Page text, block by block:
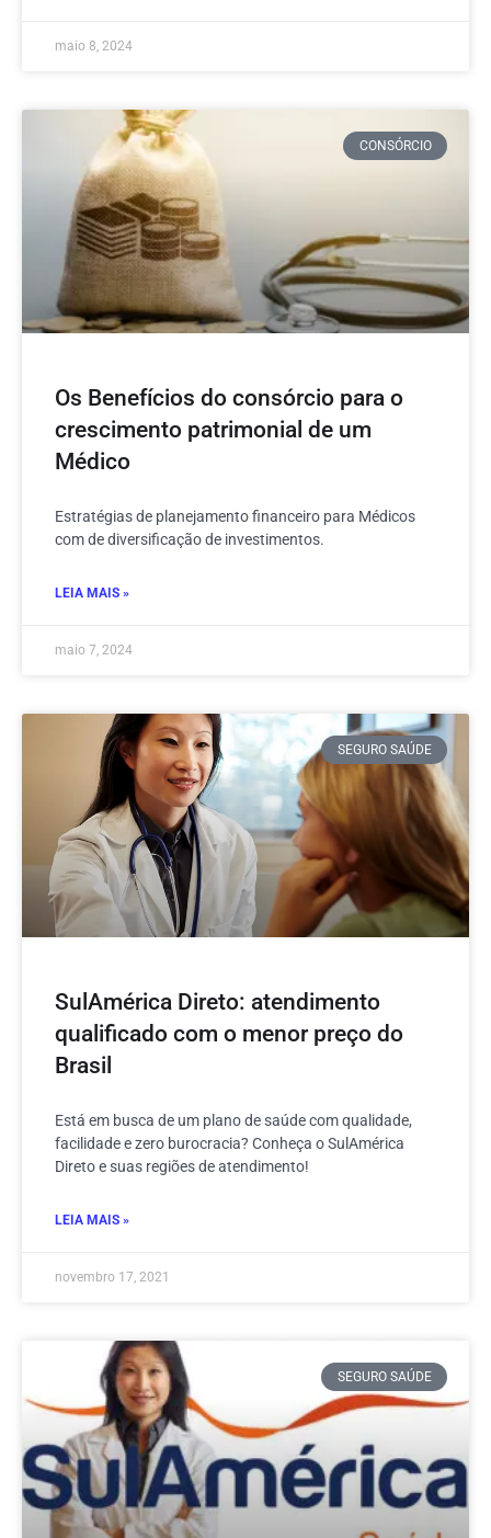
maio 8, 2024
CONSÓRCIO
Os Benefícios do consórcio para o
crescimento patrimonial de um
Médico
Estratégias de planejamento financeiro para Médicos
com de diversificação de investimentos.
LEIA MAIS »
maio 7, 2024
SEGURO SAÚDE
SulAmérica Direto: atendimento
qualificado com o menor preço do
Brasil
Está em busca de um plano de saúde com qualidade,
facilidade e zero burocracia? Conheça o SulAmérica
Direto e suas regiões de atendimento!
LEIA MAIS »
novembro 17, 2021
SEGURO SAÚDE